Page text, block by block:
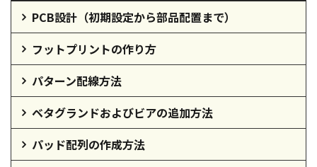
PCB設計（初期設定から部品配置まで）
フットプリントの作り方
パターン配線方法
ベタグランドおよびビアの追加方法
パッド配列の作成方法